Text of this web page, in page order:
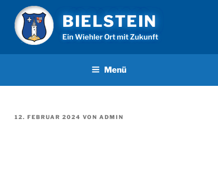
Inhalt
springen
BIELSTEIN
Ein Wiehler Ort mit Zukunft
Menü
VERÖFFENTLICHT
12. FEBRUAR 2024 VON ADMIN